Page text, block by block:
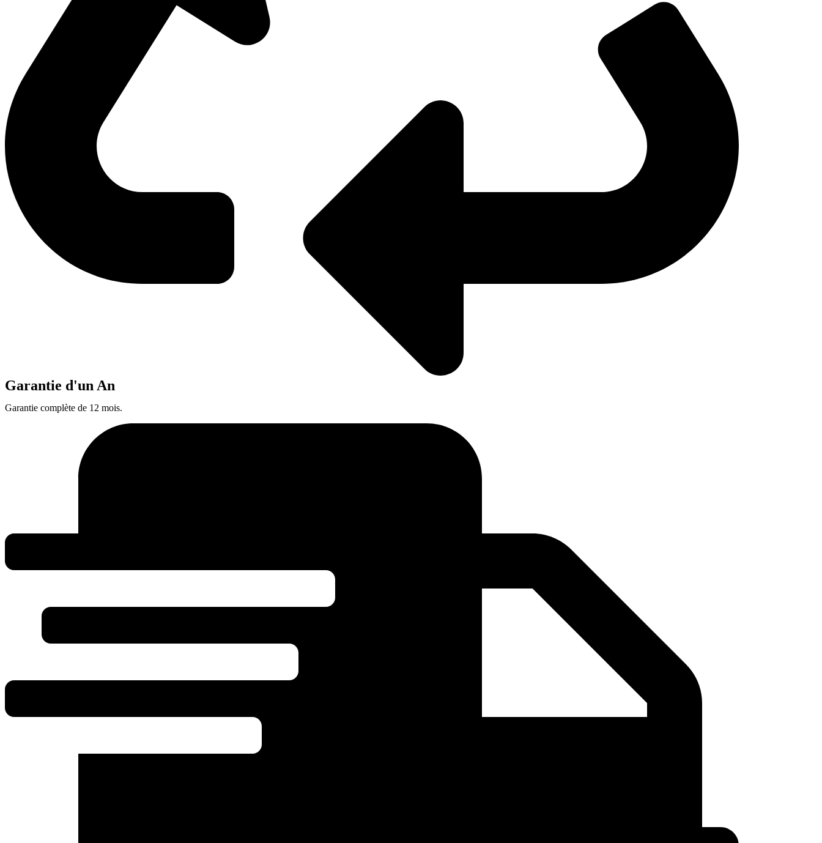
Garantie d'un An
Garantie complète de 12 mois.